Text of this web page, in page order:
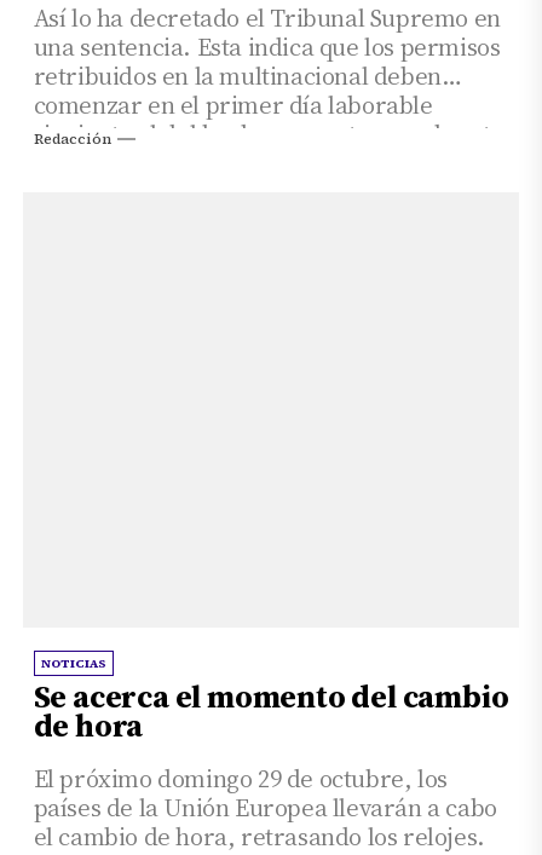
Así lo ha decretado el Tribunal Supremo en
una sentencia. Esta indica que los permisos
retribuidos en la multinacional deben
comenzar en el primer día laborable
siguiente al del hecho causante cuando este
Redacción
NOTICIAS
Se acerca el momento del cambio
de hora
El próximo domingo 29 de octubre, los
países de la Unión Europea llevarán a cabo
el cambio de hora, retrasando los relojes.